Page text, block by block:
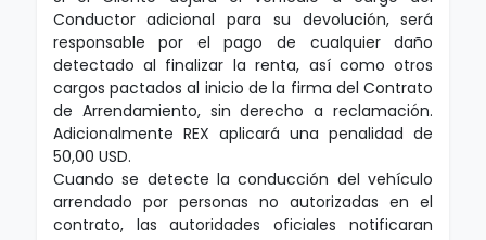
Conductor adicional para su devolución, será
responsable por el pago de cualquier daño
detectado al finalizar la renta, así como otros
cargos pactados al inicio de la firma del Contrato
de Arrendamiento, sin derecho a reclamación.
Adicionalmente REX aplicará una penalidad de
50,00 USD.
Cuando se detecte la conducción del vehículo
arrendado por personas no autorizadas en el
contrato, las autoridades oficiales notificaran